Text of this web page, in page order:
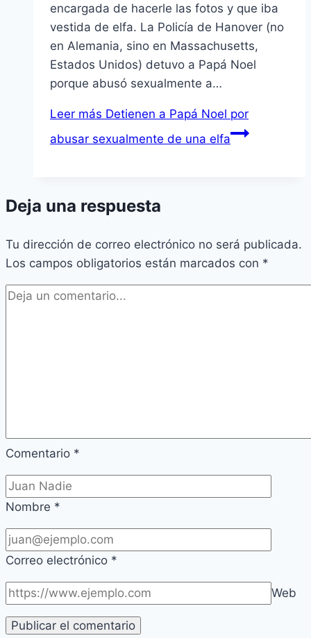
encargada de hacerle las fotos y que iba
vestida de elfa. La Policía de Hanover (no
en Alemania, sino en Massachusetts,
Estados Unidos) detuvo a Papá Noel
porque abusó sexualmente a…
Leer más Detienen a Papá Noel por
abusar sexualmente de una elfa
Deja una respuesta
Tu dirección de correo electrónico no será publicada.
Los campos obligatorios están marcados con *
Comentario *
Nombre *
Correo electrónico *
Web